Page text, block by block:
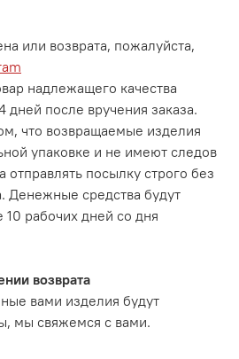
или возврата, пожалуйста,
надлежащего качества
дней после вручения заказа.
что возвращаемые изделия
упаковке и не имеют следов
отправлять посылку строго без
Денежные средства будут
рабочих дней со дня
возврата
вами изделия будут
мы свяжемся с вами.